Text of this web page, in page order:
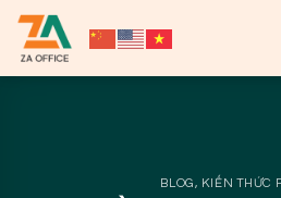
Bỏ
qua
BLOG, KIẾN THỨC